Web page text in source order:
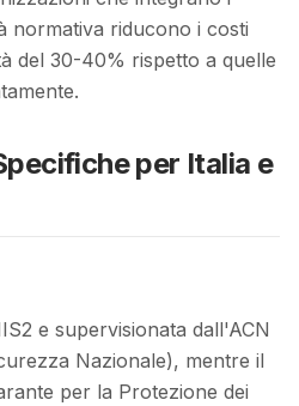
normativa riducono i costi
del 30-40% rispetto a quelle
per Italia e
e supervisionata dall'ACN
Nazionale), mentre il
per la Protezione dei